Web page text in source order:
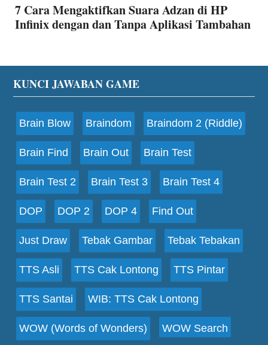
7 Cara Mengaktifkan Suara Adzan di HP
Infinix dengan dan Tanpa Aplikasi Tambahan
Footer
KUNCI JAWABAN GAME
Brain Blow Braindom Braindom 2 (Riddle)
Brain Find Brain Out Brain Test
Brain Test 2 Brain Test 3 Brain Test 4
DOP DOP 2 DOP 4 Find Out
Just Draw Tebak Gambar Tebak Tebakan
TTS Asli TTS Cak Lontong TTS Pintar
TTS Santai WIB: TTS Cak Lontong
WOW (Words of Wonders) WOW Search